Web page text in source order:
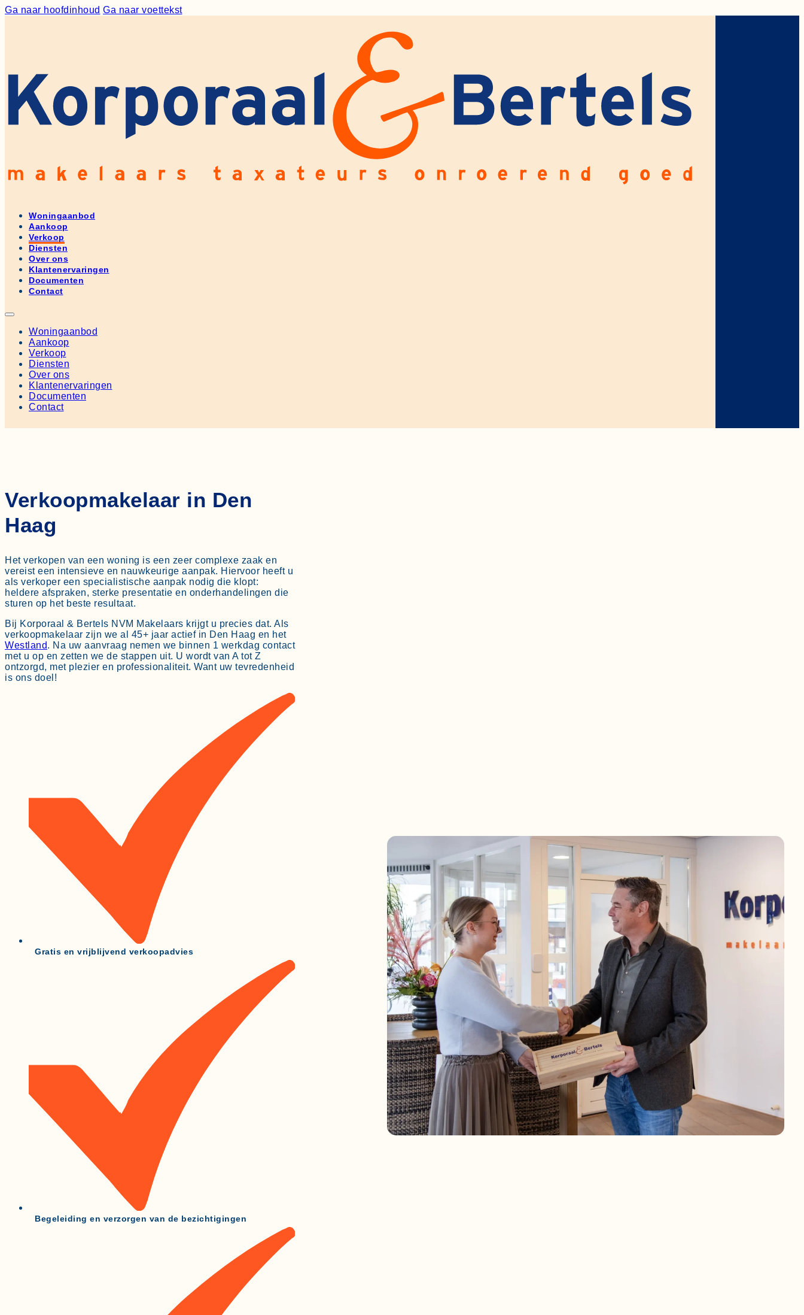
Ga naar hoofdinhoud Ga naar voettekst
Woningaanbod
Aankoop
Verkoop
Diensten
Over ons
Klantenervaringen
Documenten
Contact
Woningaanbod
Aankoop
Verkoop
Diensten
Over ons
Klantenervaringen
Documenten
Contact
Verkoopmakelaar in Den
Haag
Het verkopen van een woning is een zeer complexe zaak en
vereist een intensieve en nauwkeurige aanpak. Hiervoor heeft u
als verkoper een specialistische aanpak nodig die klopt:
heldere afspraken, sterke presentatie en onderhandelingen die
sturen op het beste resultaat.
Bij Korporaal & Bertels NVM Makelaars krijgt u precies dat. Als
verkoopmakelaar zijn we al 45+ jaar actief in Den Haag en het
Westland. Na uw aanvraag nemen we binnen 1 werkdag contact
met u op en zetten we de stappen uit. U wordt van A tot Z
ontzorgd, met plezier en professionaliteit. Want uw tevredenheid
is ons doel!
Gratis en vrijblijvend verkoopadvies
Begeleiding en verzorgen van de bezichtigingen